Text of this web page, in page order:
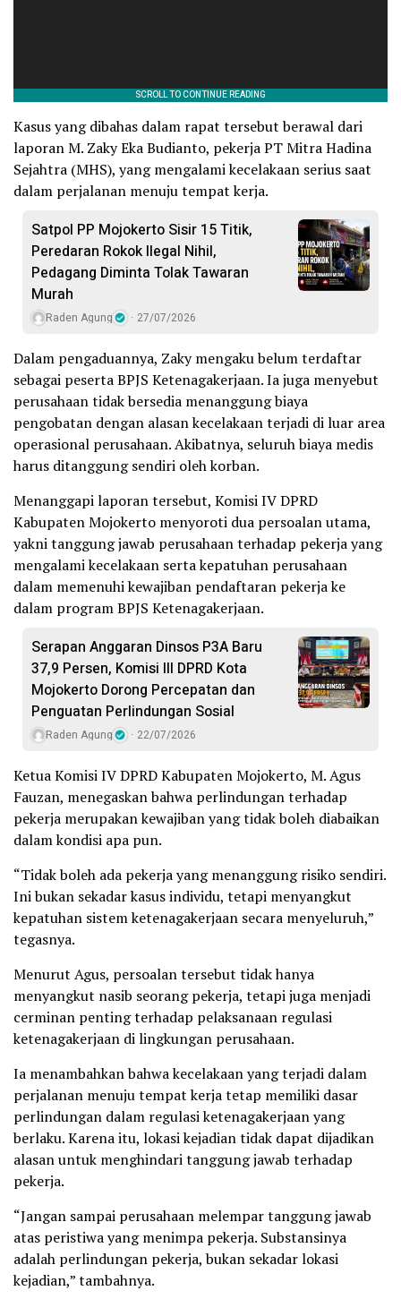
Kasus yang dibahas dalam rapat tersebut berawal dari
laporan M. Zaky Eka Budianto, pekerja PT Mitra Hadina
Sejahtra (MHS), yang mengalami kecelakaan serius saat
dalam perjalanan menuju tempat kerja.
Satpol PP Mojokerto Sisir 15 Titik,
Peredaran Rokok Ilegal Nihil,
Pedagang Diminta Tolak Tawaran
Murah
Raden Agung 27/07/2026
Dalam pengaduannya, Zaky mengaku belum terdaftar
sebagai peserta BPJS Ketenagakerjaan. Ia juga menyebut
perusahaan tidak bersedia menanggung biaya
pengobatan dengan alasan kecelakaan terjadi di luar area
operasional perusahaan. Akibatnya, seluruh biaya medis
harus ditanggung sendiri oleh korban.
Menanggapi laporan tersebut, Komisi IV DPRD
Kabupaten Mojokerto menyoroti dua persoalan utama,
yakni tanggung jawab perusahaan terhadap pekerja yang
mengalami kecelakaan serta kepatuhan perusahaan
dalam memenuhi kewajiban pendaftaran pekerja ke
dalam program BPJS Ketenagakerjaan.
Serapan Anggaran Dinsos P3A Baru
37,9 Persen, Komisi III DPRD Kota
Mojokerto Dorong Percepatan dan
Penguatan Perlindungan Sosial
Raden Agung 22/07/2026
Ketua Komisi IV DPRD Kabupaten Mojokerto, M. Agus
Fauzan, menegaskan bahwa perlindungan terhadap
pekerja merupakan kewajiban yang tidak boleh diabaikan
dalam kondisi apa pun.
“Tidak boleh ada pekerja yang menanggung risiko sendiri.
Ini bukan sekadar kasus individu, tetapi menyangkut
kepatuhan sistem ketenagakerjaan secara menyeluruh,”
tegasnya.
Menurut Agus, persoalan tersebut tidak hanya
menyangkut nasib seorang pekerja, tetapi juga menjadi
cerminan penting terhadap pelaksanaan regulasi
ketenagakerjaan di lingkungan perusahaan.
Ia menambahkan bahwa kecelakaan yang terjadi dalam
perjalanan menuju tempat kerja tetap memiliki dasar
perlindungan dalam regulasi ketenagakerjaan yang
berlaku. Karena itu, lokasi kejadian tidak dapat dijadikan
alasan untuk menghindari tanggung jawab terhadap
pekerja.
“Jangan sampai perusahaan melempar tanggung jawab
atas peristiwa yang menimpa pekerja. Substansinya
adalah perlindungan pekerja, bukan sekadar lokasi
kejadian,” tambahnya.